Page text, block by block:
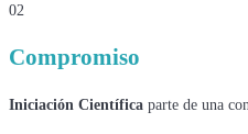
02
Compromiso
Iniciación Científica parte de una